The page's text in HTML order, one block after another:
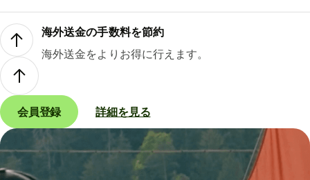
海外送金の手数料を節約
海外送金をよりお得に行えます。
会員登録 詳細を見る